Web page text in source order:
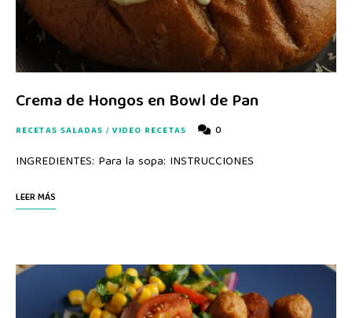
Crema de Hongos en Bowl de Pan
RECETAS SALADAS /VIDEO RECETAS 0
INGREDIENTES: Para la sopa: INSTRUCCIONES
LEER MÁS